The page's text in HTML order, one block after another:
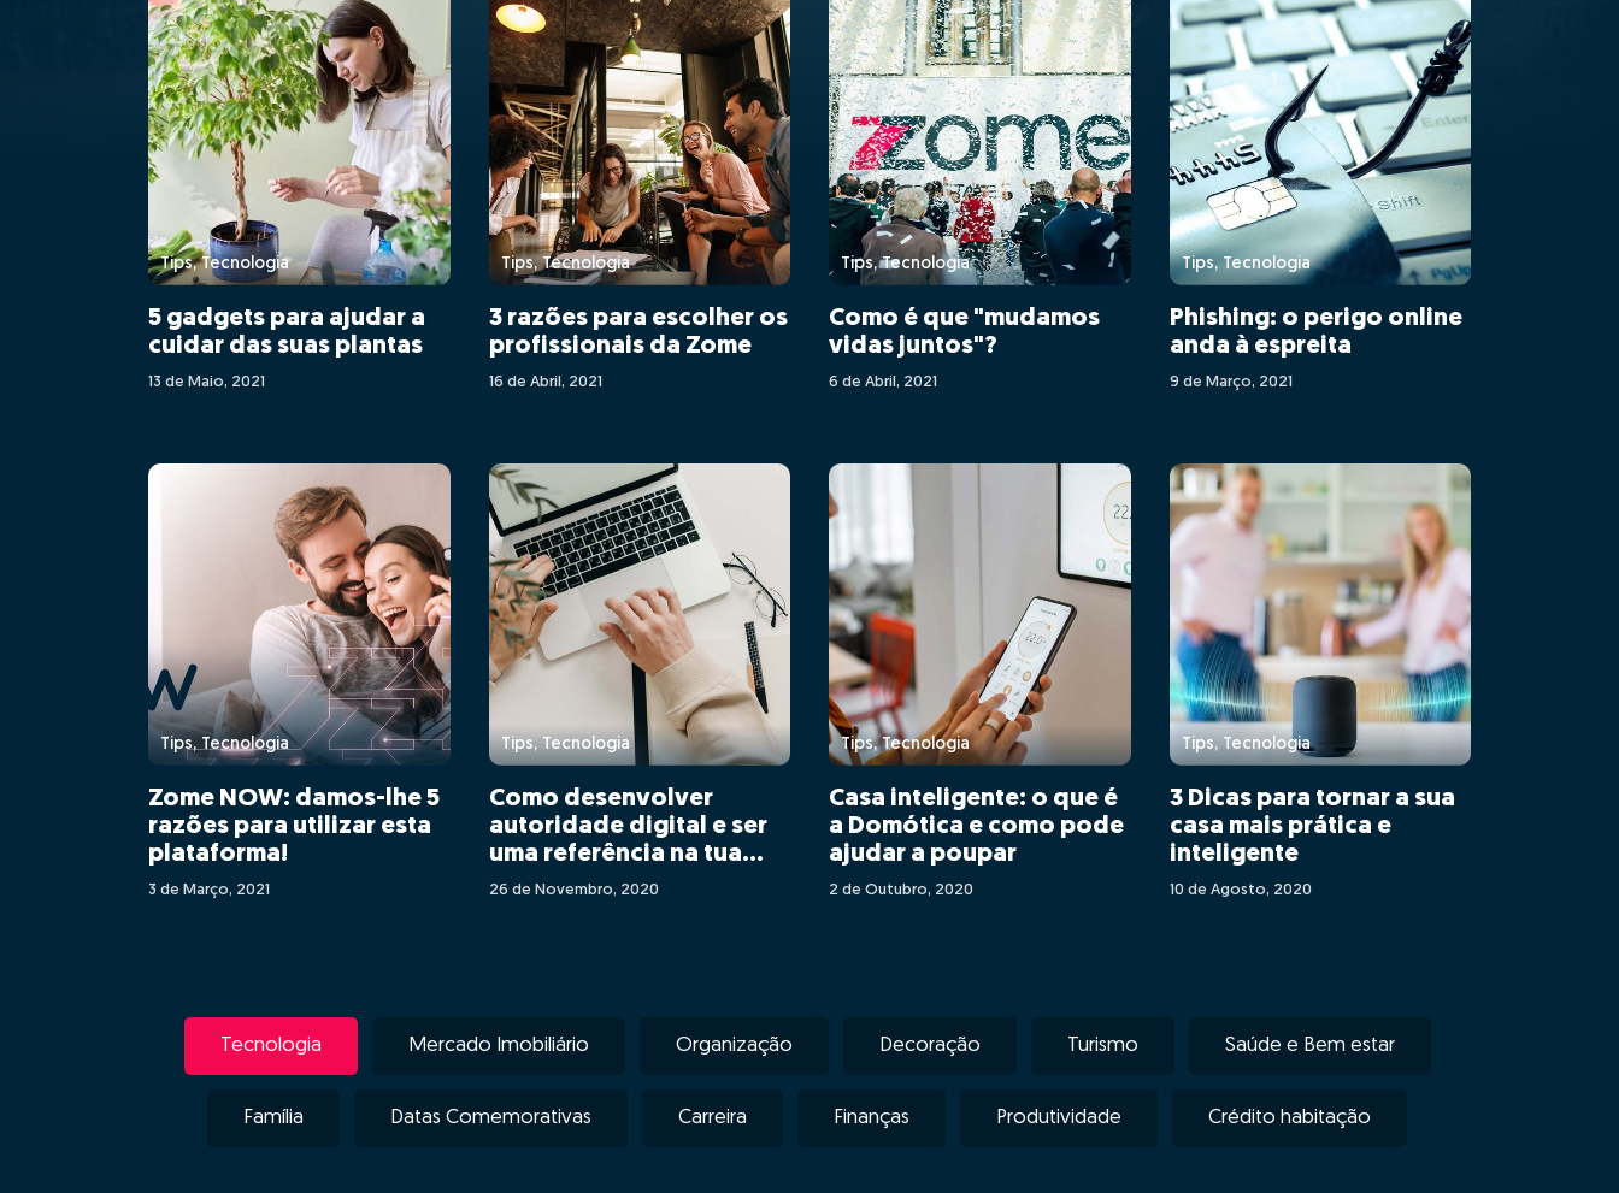
Tips, Tecnologia
5 gadgets para ajudar a
cuidar das suas plantas
13 de Maio, 2021
Tips, Tecnologia
3 razões para escolher os
profissionais da Zome
16 de Abril, 2021
Tips, Tecnologia
Como é que "mudamos
vidas juntos"?
6 de Abril, 2021
Tips, Tecnologia
Phishing: o perigo online
anda à espreita
9 de Março, 2021
Tips, Tecnologia
Zome NOW: damos-lhe 5
razões para utilizar esta
plataforma!
3 de Março, 2021
Tips, Tecnologia
Como desenvolver
autoridade digital e ser
uma referência na tua
área - por Adriana
26 de Novembro, 2020
Tips, Tecnologia
Casa inteligente: o que é
a Domótica e como pode
ajudar a poupar
2 de Outubro, 2020
Tips, Tecnologia
3 Dicas para tornar a sua
casa mais prática e
inteligente
10 de Agosto, 2020
Tecnologia Mercado Imobiliário Organização Decoração Turismo Saúde e Bem estar
Família Datas Comemorativas Carreira Finanças Produtividade Crédito habitação